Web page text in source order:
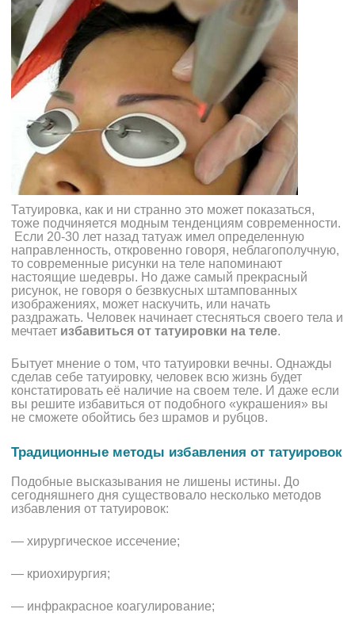
Татуировка, как и ни странно это может показаться,
тоже подчиняется модным тенденциям современности.
Если 20-30 лет назад татуаж имел определенную
направленность, откровенно говоря, неблагополучную,
то современные рисунки на теле напоминают
настоящие шедевры. Но даже самый прекрасный
рисунок, не говоря о безвкусных штампованных
изображениях, может наскучить, или начать
раздражать. Человек начинает стесняться своего тела и
мечтает избавиться от татуировки на теле.
Бытует мнение о том, что татуировки вечны. Однажды
сделав себе татуировку, человек всю жизнь будет
констатировать её наличие на своем теле. И даже если
вы решите избавиться от подобного «украшения» вы
не сможете обойтись без шрамов и рубцов.
Традиционные методы избавления от татуировок
Подобные высказывания не лишены истины. До
сегодняшнего дня существовало несколько методов
избавления от татуировок:
— хирургическое иссечение;
— криохирургия;
— инфракрасное коагулирование;